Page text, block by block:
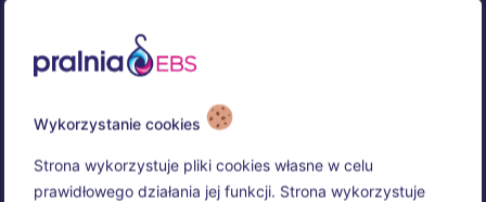
Wykorzystanie cookies
Strona wykorzystuje pliki cookies własne w celu
prawidłowego działania jej funkcji. Strona wykorzystuje